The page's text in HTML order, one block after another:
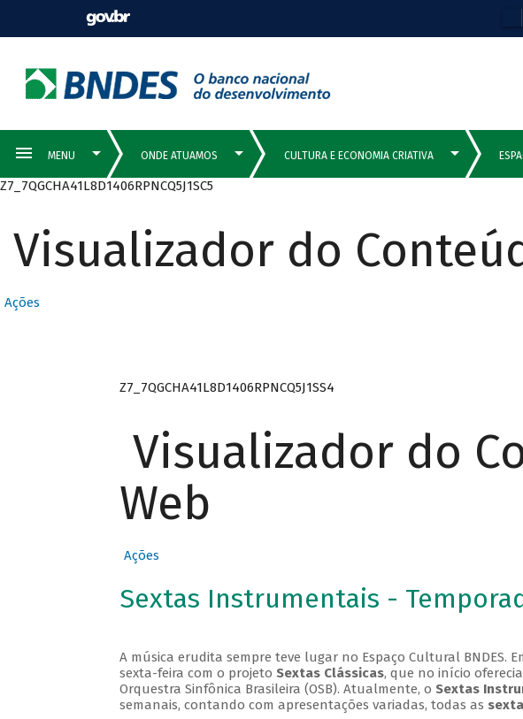
Z7_7QGCHA41L8D1406RPNCQ5J1SC5
Visualizador do
Ações
Z7_7QGCHA41L8D1406RPNCQ5J1SS4
Visualizador do
Web
Ações
Sextas Instrumentais -
A música erudita sempre teve lugar no Espaço Cultural BNDES.
sexta-feira com o projeto Sextas Clássicas, que no início
Orquestra Sinfônica Brasileira (OSB). Atualmente, o Sextas
semanais, contando com apresentações variadas, todas as